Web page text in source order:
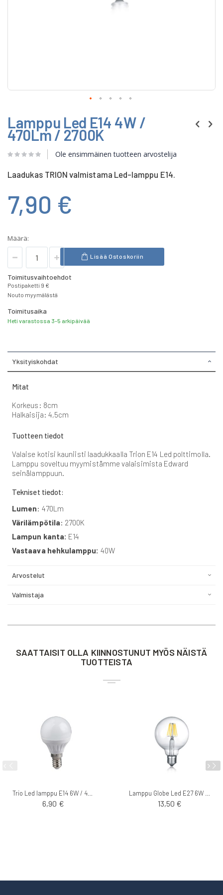
to
the
beginning
the
gallery
Lamppu Led E14 4W /
470Lm / 2700K
Ole ensimmäinen tuotteen arvostelija
Laadukas TRION valmistama Led-lamppu E14.
7,90 €
Määrä:
Lisää Ostoskoriin
Toimitusvaihtoehdot
Postipaketti 9 €
Nouto myymälästä
Toimitusaika
Heti varastossa 3-5 arkipäivää
Yksityiskohdat
Mitat
Korkeus: 8cm
Halkaisija: 4,5cm
Tuotteen tiedot
Valaise kotisi kauniisti laadukkaalla Trion E14 Led polttimolla.
Lamppu soveltuu myymistämme valaisimista Edward
seinälamppuun.
Tekniset tiedot:
Lumen: 470Lm
Värilämpötila: 2700K
Lampun kanta: E14
Vastaava hehkulamppu: 40W
Arvostelut
Valmistaja
SAATTAISIT OLLA KIINNOSTUNUT MYÖS NÄISTÄ
TUOTTEISTA
6,90 € 13,50 €